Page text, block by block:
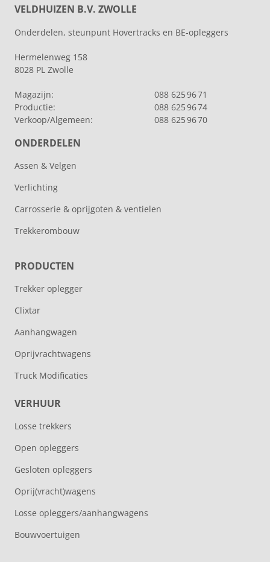
VELDHUIZEN B.V. ZWOLLE
Onderdelen, steunpunt Hovertracks en BE-opleggers
Hermelenweg 158
8028 PL Zwolle
Magazijn:
088 625 96 71
Productie:
088 625 96 74
Verkoop/Algemeen:
088 625 96 70
ONDERDELEN
Assen & Velgen
Verlichting
Carrosserie & oprijgoten & ventielen
Trekkerombouw
PRODUCTEN
Trekker oplegger
Clixtar
Aanhangwagen
Oprijvrachtwagens
Truck Modificaties
VERHUUR
Losse trekkers
Open opleggers
Gesloten opleggers
Oprij(vracht)wagens
Losse opleggers/aanhangwagens
Bouwvoertuigen